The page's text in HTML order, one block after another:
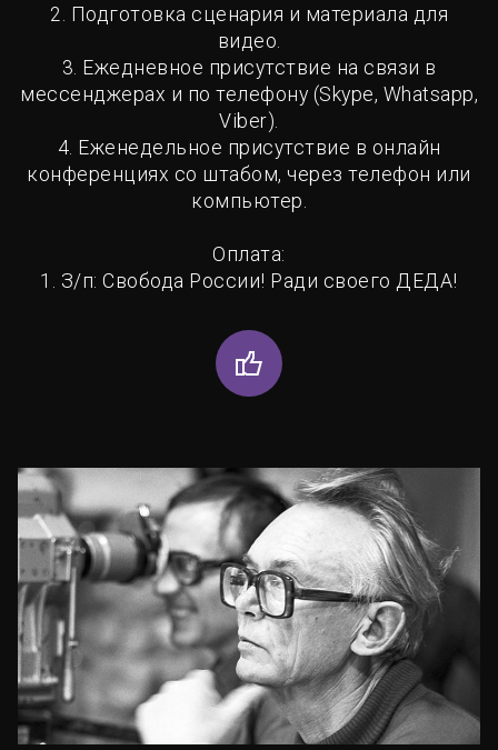
2. Подготовка сценария и материала для
видео.
3. Ежедневное присутствие на связи в
мессенджерах и по телефону (Skype, Whatsapp,
Viber).
4. Еженедельное присутствие в онлайн
конференциях со штабом, через телефон или
компьютер.
Оплата:
1. З/п: Свобода России! Ради своего ДЕДА!